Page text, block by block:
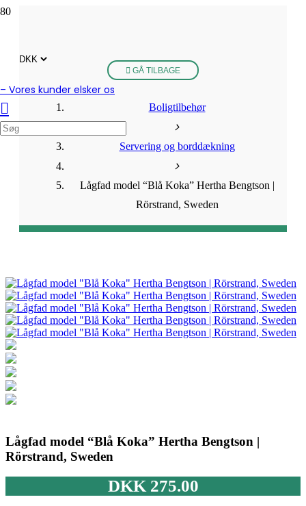
– Vores kunder elsker os
GÅ TILBAGE
Boligtilbehør
Servering og borddækning
Lågfad model “Blå Koka” Hertha Bengtson |
Rörstrand, Sweden
Lågfad model “Blå Koka” Hertha Bengtson |
Rörstrand, Sweden
DKK275.00